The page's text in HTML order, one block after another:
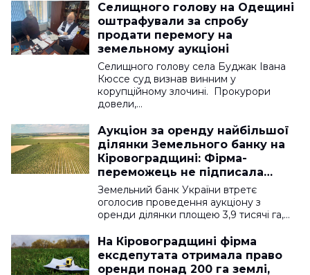
Селищного голову на Одещині
оштрафували за спробу
продати перемогу на
земельному аукціоні
Селищного голову села Буджак Івана
Кюссе суд визнав винним у
корупційному злочині. Прокурори
довели,…
Аукціон за оренду найбільшої
ділянки Земельного банку на
Кіровоградщині: Фірма-
переможець не підписала
угоду
Земельний банк України втретє
оголосив проведення аукціону з
оренди ділянки площею 3,9 тисячі га,…
На Кіровоградщині фірма
ексдепутата отримала право
оренди понад 200 га землі,